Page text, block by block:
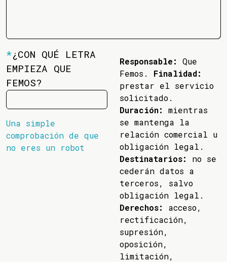
*¿CON QUÉ LETRA
EMPIEZA QUE
FEMOS?
Una simple
comprobación de que
no eres un robot
Responsable:
Que
Femos. Finalidad:
prestar el servicio
solicitado.
Duración:
mientras
se mantenga la
relación comercial u
obligación legal.
Destinatarios:
no se
cederán datos a
terceros, salvo
obligación legal.
Derechos:
acceso,
rectificación,
supresión,
oposición,
limitación,